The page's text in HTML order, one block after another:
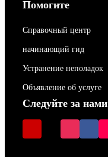
Помогите
Справочный центр
начинающий гид
Устранение неполадок
Объявление об услуге
Следуйте за нами